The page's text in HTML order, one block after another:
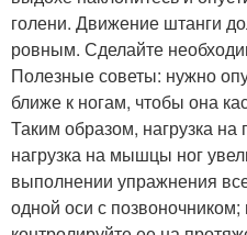
голени. Движение штанги
ровным. Сделайте
Полезные советы: нужно
ближе к ногам, чтобы она
Таким образом, нагрузка на
нагрузка на мышцы ног
выполнении упражнения
одной оси с позвоночником;